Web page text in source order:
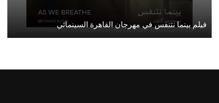
فيلم بينما نتنفس في مهرجان القاهرة السينمائي